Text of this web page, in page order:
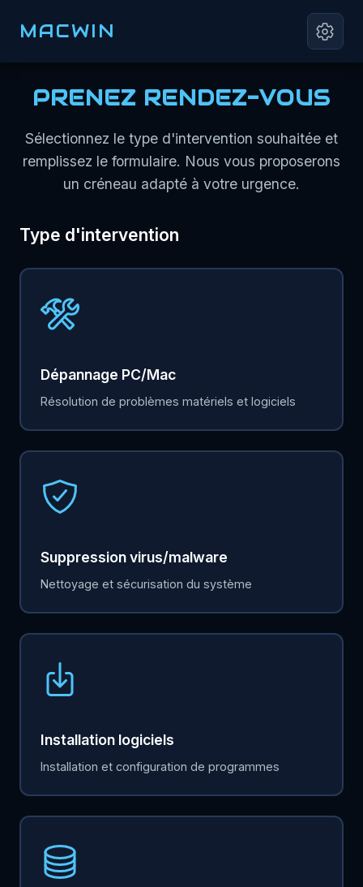
MACWIN
PRENEZ RENDEZ-VOUS
Sélectionnez le type d'intervention souhaitée et
remplissez le formulaire. Nous vous proposerons
un créneau adapté à votre urgence.
Type d'intervention
Dépannage PC/Mac
Résolution de problèmes matériels et logiciels
Suppression virus/malware
Nettoyage et sécurisation du système
Installation logiciels
Installation et configuration de programmes